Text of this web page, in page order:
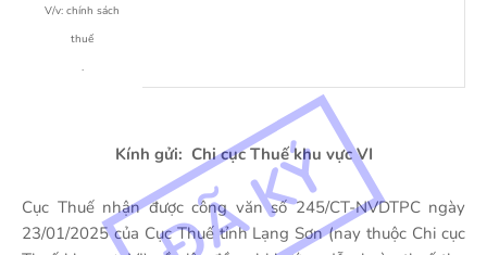
V/v: chính sách
thuế
.
Kính gửi: Chi cục Thuế khu vực VI
Cục Thuế nhận được công văn số 245/CT-NVDTPC ngày
23/01/2025 của Cục Thuế tỉnh Lạng Sơn (nay thuộc Chi cục